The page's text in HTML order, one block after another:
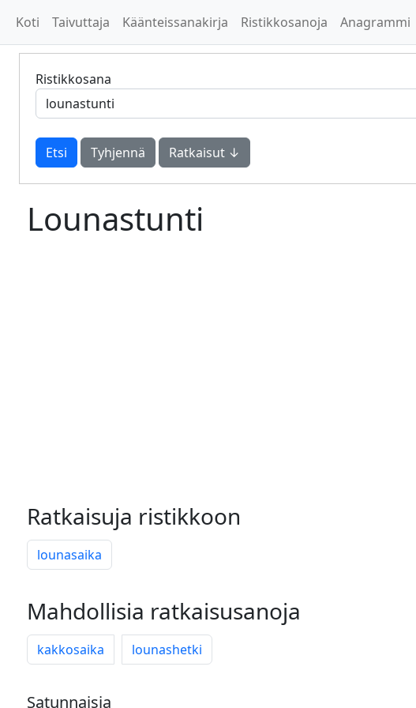
Koti Taivuttaja Käänteissanakirja Ristikkosanoja Anagrammi
Ristikkosana
Tyhjennä Ratkaisut ↓
Lounastunti
Ratkaisuja ristikkoon
lounasaika
Mahdollisia ratkaisusanoja
kakkosaika lounashetki
Satunnaisia